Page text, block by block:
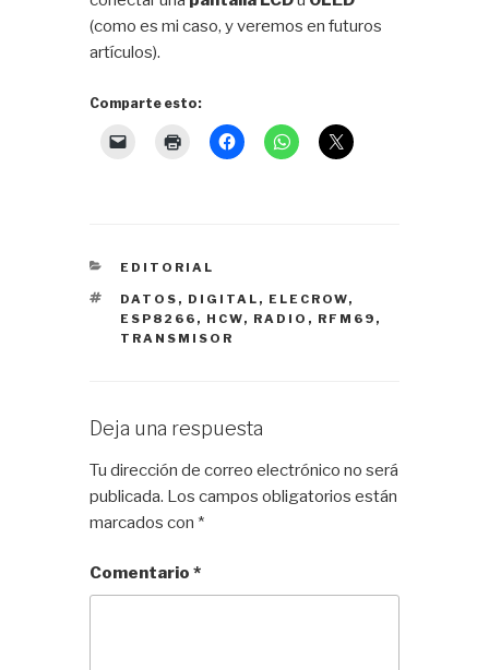
(como es mi caso, y veremos en futuros
artículos).
Comparte esto:
CATEGORÍAS
EDITORIAL
ETIQUETAS
DATOS , DIGITAL , ELECROW,
ESP8266 , HCW, RADIO , RFM69 ,
TRANSMISOR
Deja una respuesta
Tu dirección de correo electrónico no será
publicada. Los campos obligatorios están
marcados con *
Comentario*